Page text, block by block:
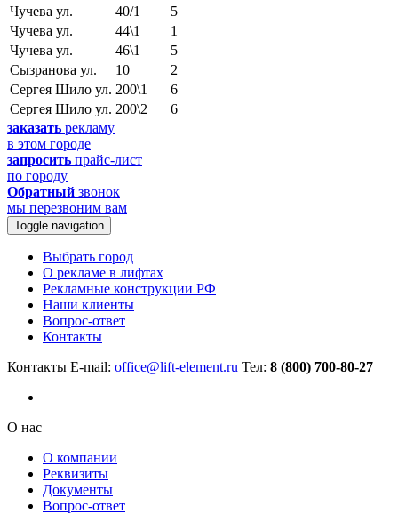
Чучева ул.
40/1
5
Чучева ул.
44\1
1
Чучева ул.
46\1
5
Сызранова ул.
10
2
Сергея Шило ул. 200\1
6
Сергея Шило ул. 200\2
6
заказать рекламу
в этом городе
запросить прайс-лист
по городу
Обратный звонок
мы перезвоним вам
Toggle navigation
Выбрать город
О рекламе в лифтах
Рекламные конструкции РФ
Наши клиенты
Вопрос-ответ
Контакты
Контакты E-mail: office@lift-element.ru Тел: 8 (800) 700-80-27
О нас
О компании
Реквизиты
Документы
Вопрос-ответ